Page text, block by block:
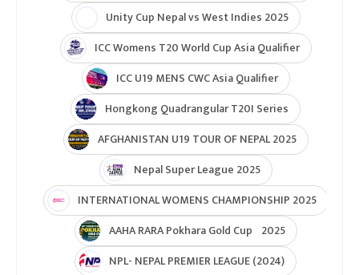
Unity Cup Nepal vs West Indies 2025
ICC Womens T20 World Cup Asia Qualifier
ICC U19 MENS CWC Asia Qualifier
Hongkong Quadrangular T20I Series
AFGHANISTAN U19 TOUR OF NEPAL 2025
Nepal Super League 2025
INTERNATIONAL WOMENS CHAMPIONSHIP 2025
AAHA RARA Pokhara Gold Cup 2025
NPL- NEPAL PREMIER LEAGUE (2024)